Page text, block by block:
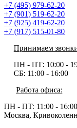
+7 (495) 979-62-20
+7 (901) 519-62-20
+7 (925) 419-62-20
+7 (917) 515-01-80
Принимаем
ПН - ПТ: 10:00 -
СБ: 11:00 - 16:00
Работа офиса:
ПН - ПТ: 11:00 - 16:00
Москва,